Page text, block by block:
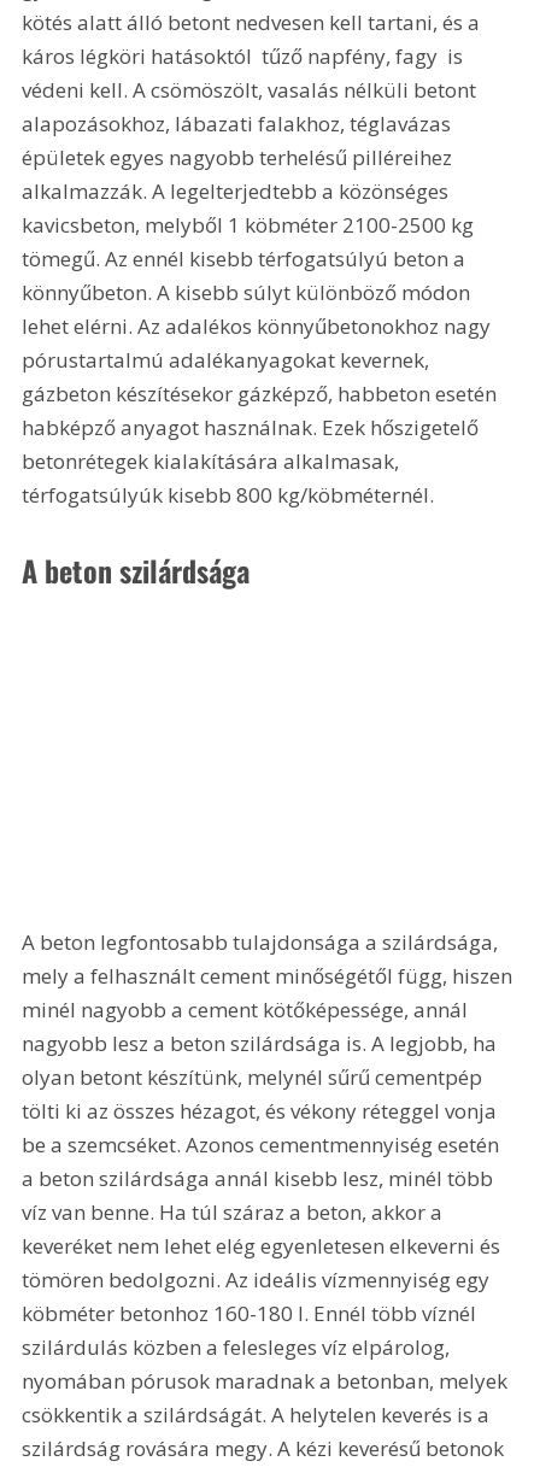
kötés alatt álló betont nedvesen kell tartani, és a
káros légköri hatásoktól  tűző napfény, fagy  is
védeni kell. A csömöszölt, vasalás nélküli betont
alapozásokhoz, lábazati falakhoz, téglavázas
épületek egyes nagyobb terhelésű pilléreihez
alkalmazzák. A legelterjedtebb a közönséges
kavicsbeton, melyből 1 köbméter 2100-2500 kg
tömegű. Az ennél kisebb térfogatsúlyú beton a
könnyűbeton. A kisebb súlyt különböző módon
lehet elérni. Az adalékos könnyűbetonokhoz nagy
pórustartalmú adalékanyagokat kevernek,
gázbeton készítésekor gázképző, habbeton esetén
habképző anyagot használnak. Ezek hőszigetelő
betonrétegek kialakítására alkalmasak,
térfogatsúlyúk kisebb 800 kg/köbméternél.
A beton szilárdsága
A beton legfontosabb tulajdonsága a szilárdsága,
mely a felhasznált cement minőségétől függ, hiszen
minél nagyobb a cement kötőképessége, annál
nagyobb lesz a beton szilárdsága is. A legjobb, ha
olyan betont készítünk, melynél sűrű cementpép
tölti ki az összes hézagot, és vékony réteggel vonja
be a szemcséket. Azonos cementmennyiség esetén
a beton szilárdsága annál kisebb lesz, minél több
víz van benne. Ha túl száraz a beton, akkor a
keveréket nem lehet elég egyenletesen elkeverni és
tömören bedolgozni. Az ideális vízmennyiség egy
köbméter betonhoz 160-180 l. Ennél több víznél
szilárdulás közben a felesleges víz elpárolog,
nyomában pórusok maradnak a betonban, melyek
csökkentik a szilárdságát. A helytelen keverés is a
szilárdság rovására megy. A kézi keverésű betonok